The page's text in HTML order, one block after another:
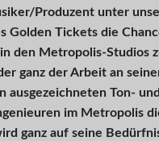
Produzent unter
Golden Tickets die
den Metropolis-Studios
ganz der Arbeit an
ausgezeichneten Ton- und
im Metropolis
ganz auf seine